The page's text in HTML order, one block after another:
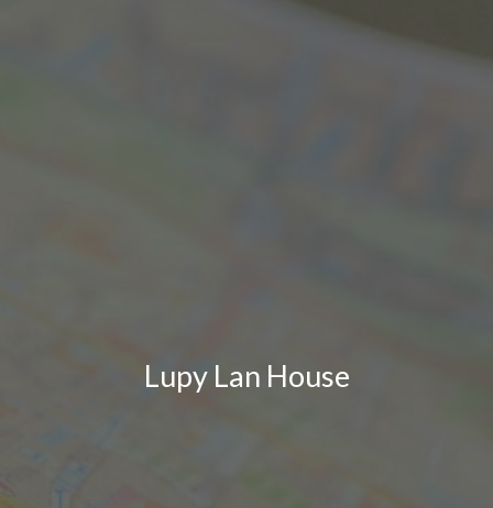
Lupy Lan House